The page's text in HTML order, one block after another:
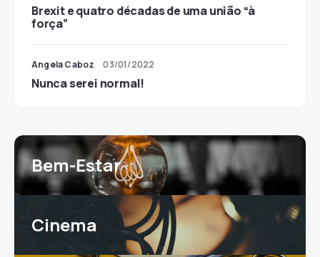
Brexit e quatro décadas de uma união “à
força”
Angela Caboz 03/01/2022
Nunca serei normal!
Bem-Estar
Cinema